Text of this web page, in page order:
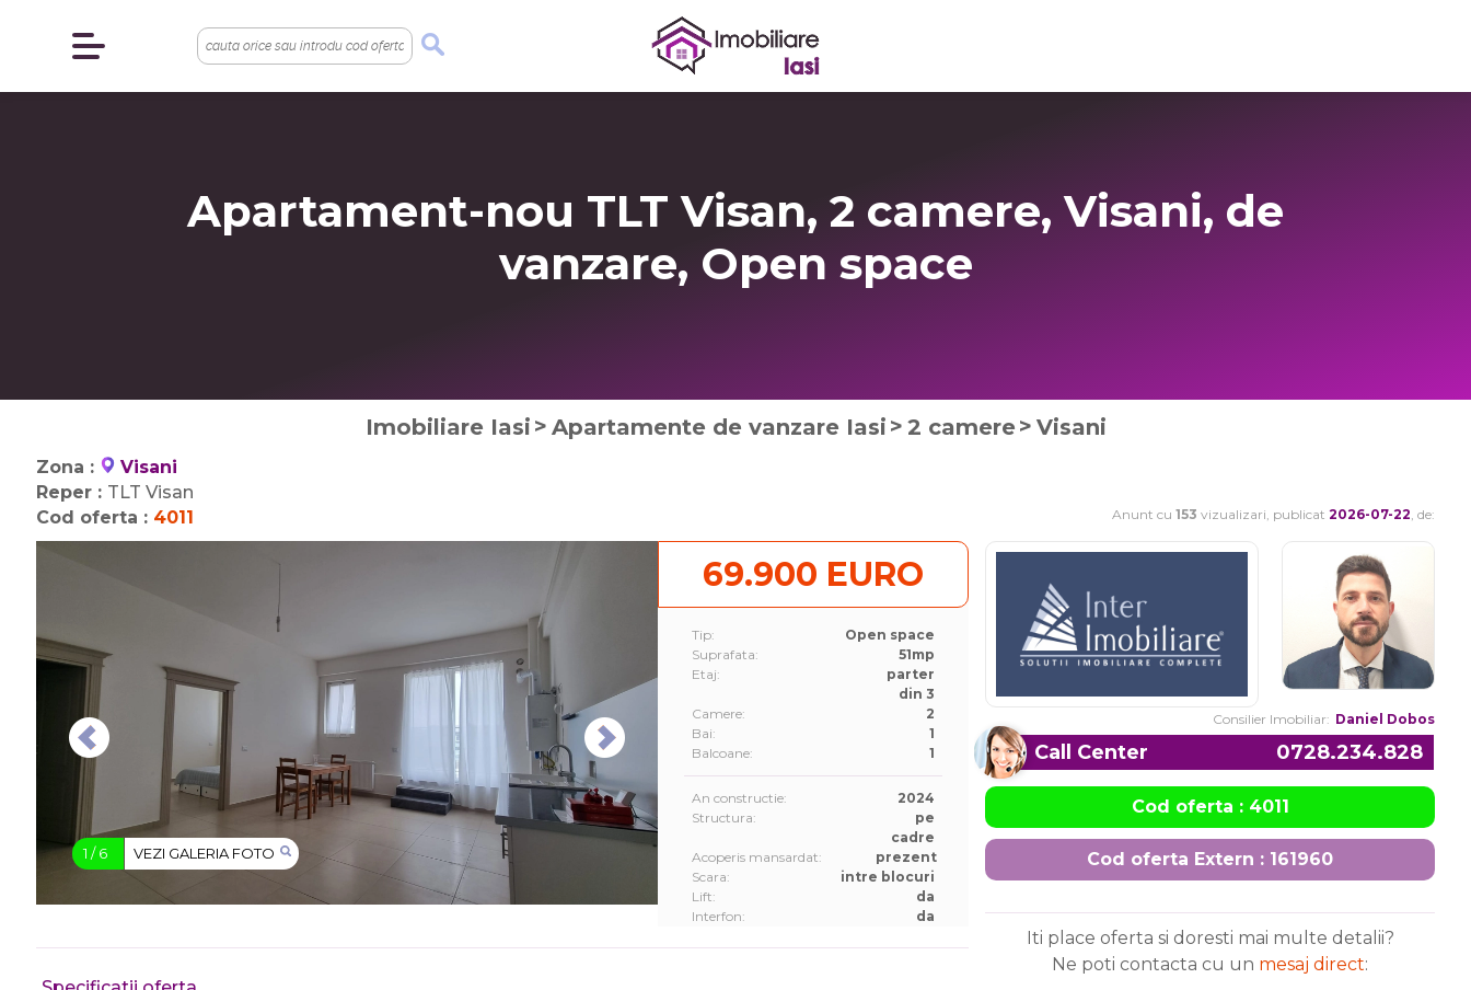
Apartament-nou TLT Visan, 2 camere, Visani, de
vanzare, Open space
Imobiliare Iasi Apartamente de vanzare Iasi 2 camere Visani
Zona :
Visani
Reper : TLT Visan
Cod oferta : 4011 Anunt cu 153 vizualizari, publicat 2026-07-22, de:
1 /6 VEZI GALERIA FOTO
69.900 EURO
Tip:
Open space
Suprafata:
51mp
Etaj:
parter
din 3
Camere:
2
Bai:
1
Balcoane:
1
An constructie:
2024
Structura:
pe
cadre
Acoperis mansardat:
prezent
Scara:
intre blocuri
Lift:
da
Interfon:
da
Consilier Imobiliar: Daniel Dobos
Call Center 0728.234.828
Cod oferta : 4011
Cod oferta Extern : 161960
Iti place oferta si doresti mai multe detalii?
Ne poti contacta cu un mesaj direct: